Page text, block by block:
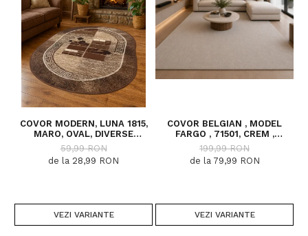
COVOR MODERN, LUNA 1815,
MARO, OVAL, DIVERSE
DIMENSIUNI, 1300 GR/MP
59,99 RON
de la 28,99 RON
VEZI VARIANTE
COVOR BELGIAN , MODEL
FARGO , 71501, CREM ,
DIVERSE DIMENSIUNI
199,99 RON
de la 79,99 RON
VEZI VARIANTE